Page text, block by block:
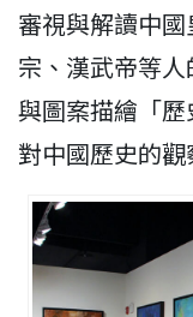
審視與解讀中
宗、漢武帝等
與圖案描繪「
對中國歷史的觀